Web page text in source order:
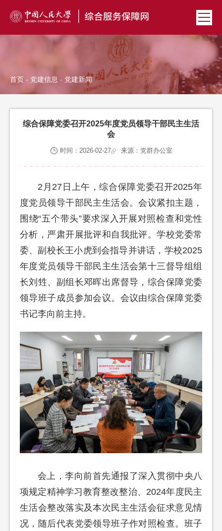
首页 - 党建信息 - 党建新闻
综合保障党委召开2025年度党员领导干部民主生活
会
时间：2026-02-27 来源：党群办公室
2月27日上午，综合保障党委召开2025年
度党员领导干部民主生活会。会议紧扣主题，
围绕“五个带头”要求深入开展对照检查和党性
分析，严肃开展批评和自我批评。学校党委常
委、副校长王小虎到会指导并讲话，学校2025
年度党员领导干部民主生活会第十三督导组组
长刘甡、副组长邓晖出席督导，综合保障党委
领导班子成员参加会议。会议由综合保障党委
书记李向前主持。
会上，李向前首先通报了深入贯彻中央八
项规定精神学习教育整改整治、2024年度民主
生活会整改落实及本次民主生活会征求意见情
况，随后代表党委领导班子作对照检查。班子